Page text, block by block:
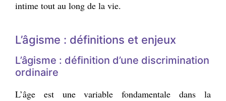
intime tout au long de la vie.
L’âgisme : définitions et enjeux
L’âgisme : définition d’une discrimination
ordinaire
L’âge est une variable fondamentale dans la